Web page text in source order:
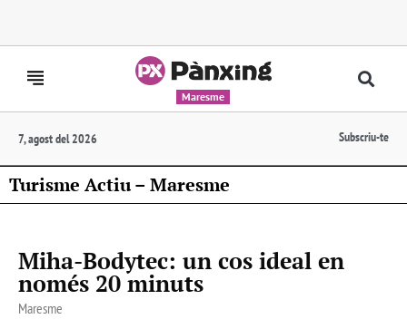
Maresme
7, agost del 2026 Subscriu-te
Turisme Actiu – Maresme
Miha-Bodytec: un cos ideal en
només 20 minuts
Maresme